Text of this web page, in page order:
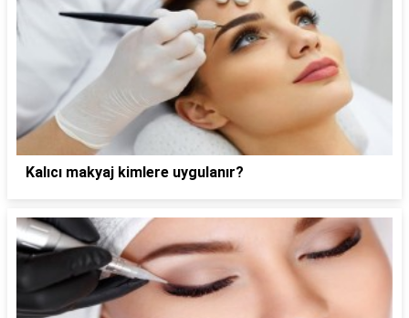
Kalıcı makyaj kimlere uygulanır?